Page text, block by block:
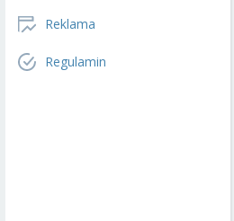
Reklama
Regulamin